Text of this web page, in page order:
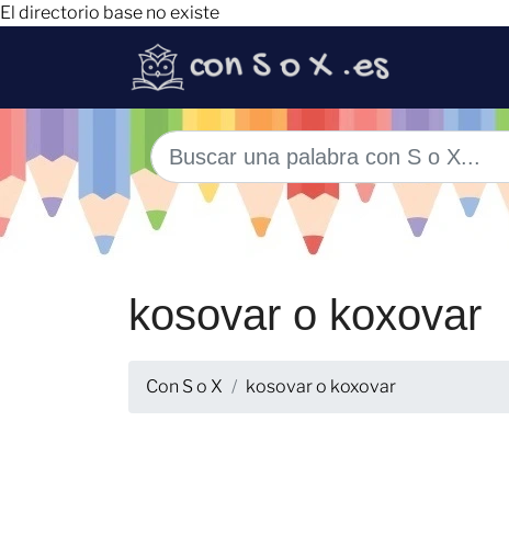
El directorio base no existe
kosovar o koxovar
Con S o X kosovar o koxovar